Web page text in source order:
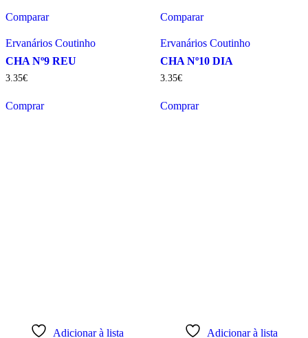
Comparar
Ervanários Coutinho
CHA Nº9 REU
3 35€
Comprar
Comparar
Ervanários Coutinho
CHA Nº10 DIA
3. 35€
Comprar
Adicionar à lista
Adicionar à lista